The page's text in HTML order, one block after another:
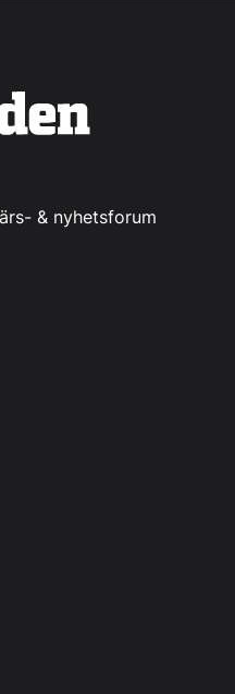
& nyhetsforum